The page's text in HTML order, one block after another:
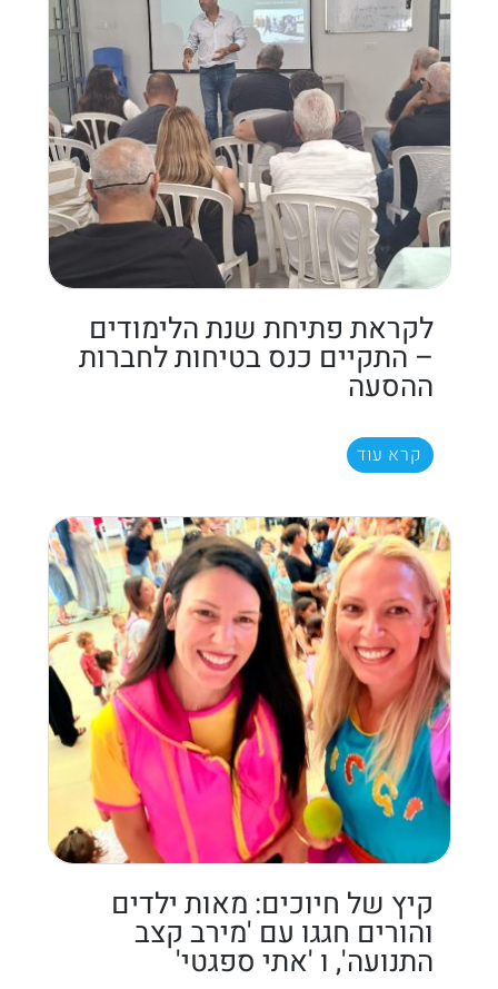
לקראת פתיחת שנת הלימודים
– התקיים כנס בטיחות לחברות
ההסעה
קרא עוד
קיץ של חיוכים: מאות ילדים
והורים חגגו עם 'מירב קצב
התנועה', ו 'אתי ספגטי'